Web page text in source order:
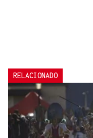
RELACIONADO